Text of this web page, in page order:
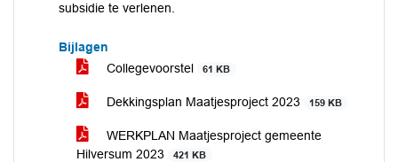
subsidie te verlenen.
Bijlagen
Collegevoorstel
61 KB
Dekkingsplan Maatjesproject 2023 159 KB
WERKPLAN Maatjesproject gemeente
Hilversum 2023
421 KB